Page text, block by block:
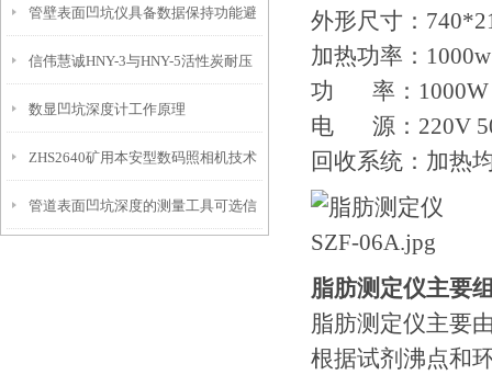
埋头度仪技术参数！
管壁表面凹坑仪具备数据保持功能避
免测试过程中测针移动导致数据变动
信伟慧诚HNY-3与HNY-5活性炭耐压
强度测定仪技术参数！
数显凹坑深度计工作原理
ZHS2640矿用本安型数码照相机技术
参数！
管道表面凹坑深度的测量工具可选信
外形尺寸：
加热功率：1000w
功 率：1000W
电 源：220V
回收系统：加热
脂肪测定仪主要
脂肪测定仪主要
根据试剂沸点和